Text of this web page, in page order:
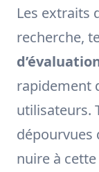
Les extraits
recherche,
rapidement
utilisateurs.
dépourvues
nuire à